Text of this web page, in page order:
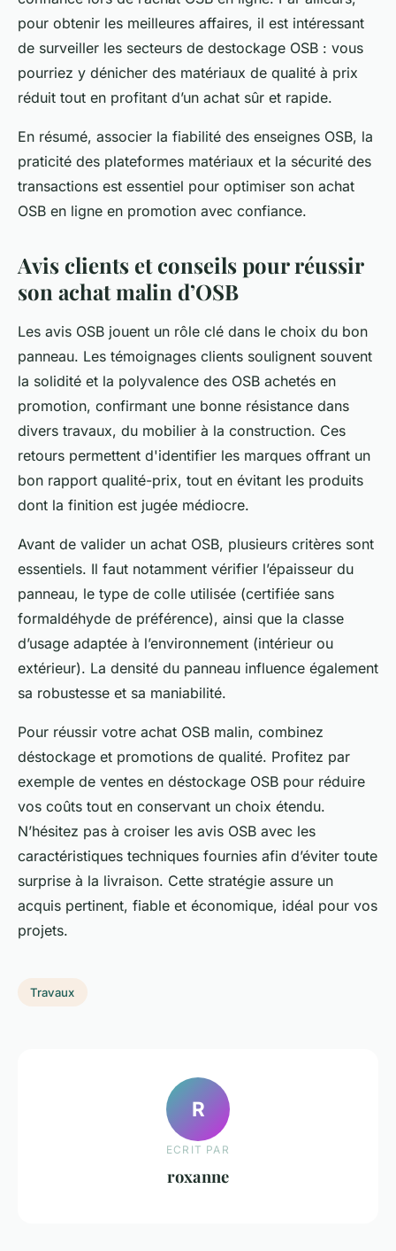
pour obtenir les meilleures affaires, il est intéressant
de surveiller les secteurs de destockage OSB : vous
pourriez y dénicher des matériaux de qualité à prix
réduit tout en profitant d’un achat sûr et rapide.
En résumé, associer la fiabilité des enseignes OSB, la
praticité des plateformes matériaux et la sécurité des
transactions est essentiel pour optimiser son achat
OSB en ligne en promotion avec confiance.
Avis clients et conseils pour réussir
son achat malin d’OSB
Les avis OSB jouent un rôle clé dans le choix du bon
panneau. Les témoignages clients soulignent souvent
la solidité et la polyvalence des OSB achetés en
promotion, confirmant une bonne résistance dans
divers travaux, du mobilier à la construction. Ces
retours permettent d'identifier les marques offrant un
bon rapport qualité-prix, tout en évitant les produits
dont la finition est jugée médiocre.
Avant de valider un achat OSB, plusieurs critères sont
essentiels. Il faut notamment vérifier l’épaisseur du
panneau, le type de colle utilisée (certifiée sans
formaldéhyde de préférence), ainsi que la classe
d’usage adaptée à l’environnement (intérieur ou
extérieur). La densité du panneau influence également
sa robustesse et sa maniabilité.
Pour réussir votre achat OSB malin, combinez
déstockage et promotions de qualité. Profitez par
exemple de ventes en déstockage OSB pour réduire
vos coûts tout en conservant un choix étendu.
N’hésitez pas à croiser les avis OSB avec les
caractéristiques techniques fournies afin d’éviter toute
surprise à la livraison. Cette stratégie assure un
acquis pertinent, fiable et économique, idéal pour vos
projets.
Travaux
R
ECRIT PAR
roxanne